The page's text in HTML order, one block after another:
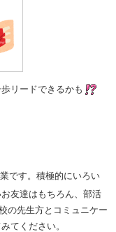
リードできるかも
です。積極的にいろい
友達はもちろん、部活
の先生方とコミュニケー
てください。